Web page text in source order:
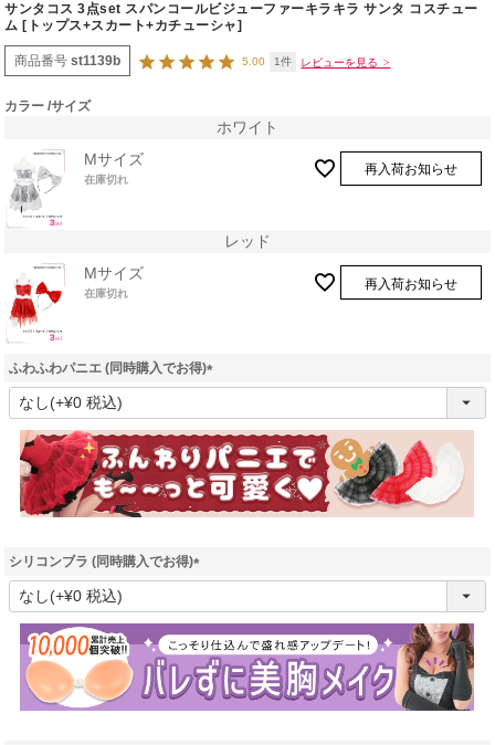
サンタコス 3点set スパンコールビジューファーキラキラ サンタ コスチュー
ム [トップス+スカート+カチューシャ]
商品番号 st1139b 5.00 1
カラー サイズ
ホワイト
Mサイズ
在庫切れ
再入荷お知らせ
レッド
Mサイズ
在庫切れ
再入荷お知らせ
ふわふわパニエ (同時購入でお得)
(
須
)
シリコンブラ (同時購入でお得)
(
須
)